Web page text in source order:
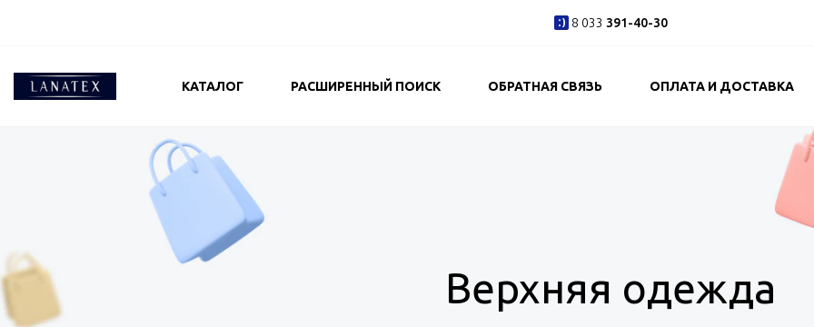
8 033 391-40-30
КАТАЛОГ РАСШИРЕННЫЙ ПОИСК ОБРАТНАЯ СВЯЗЬ ОПЛАТА И ДОСТАВКА
Верхняя одежда